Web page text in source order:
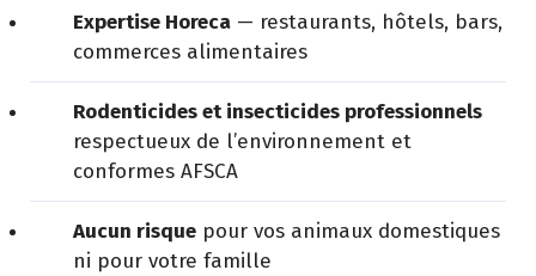
Expertise Horeca — restaurants, hôtels, bars,
commerces alimentaires
Rodenticides et insecticides professionnels
respectueux de l’environnement et
conformes AFSCA
Aucun risque pour vos animaux domestiques
ni pour votre famille